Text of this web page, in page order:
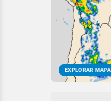
EXPLORAR MAPA